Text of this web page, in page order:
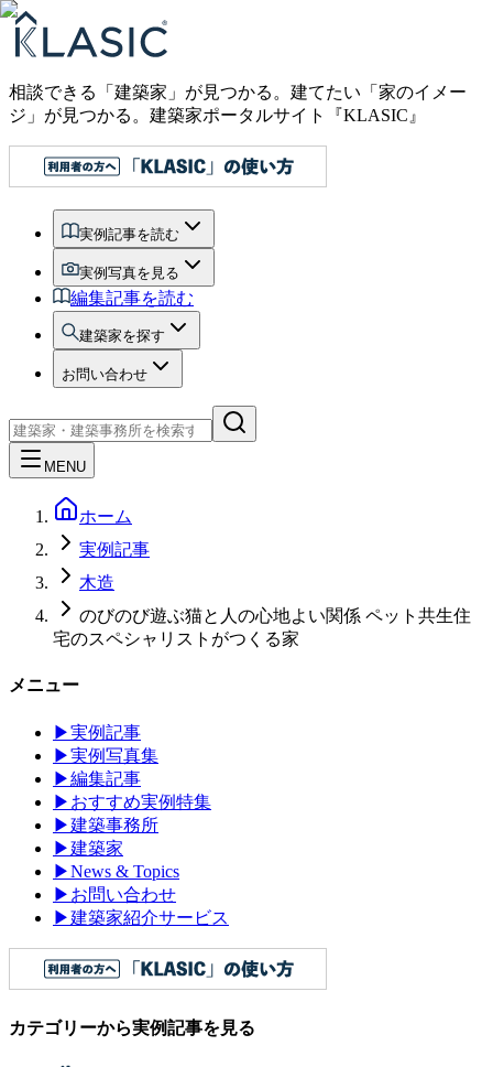
相談できる「建築家」が見つかる。建てたい「家のイメー
ジ」が見つかる。 建築家ポータルサイト『KLASIC』
実例記事を読む
実例写真を見る
編集記事を読む
建築家を探す
お問い合わせ
MENU
ホーム
実例記事
木造
のびのび遊ぶ猫と人の心地よい関係 ペット共生住
宅のスペシャリストがつくる家
メニュー
▶実例記事
▶実例写真集
▶編集記事
▶ おすすめ実例特集
▶建築事務所
▶建築家
▶News & Topics
▶ お問い合わせ
▶建築家紹介サービス
カテゴリーから実例記事を見る